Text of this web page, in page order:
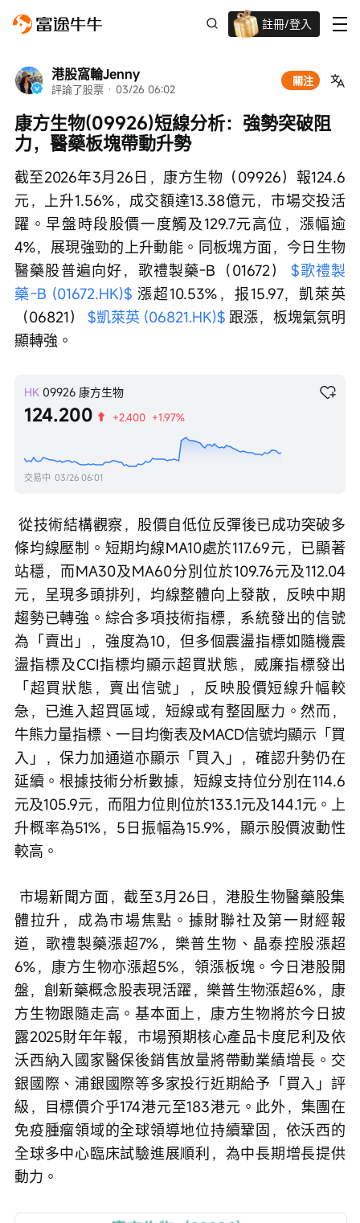
註冊/登入
港股窩輪Jenny
評論了股票 · 03/26 06:02
關注
康方生物(09926)短線分析：強勢突破阻
力，醫藥板塊帶動升勢
截至2026年3月26日，康方生物（09926）報124.6
元，上升1.56%，成交額達13.38億元，市場交投活
躍。早盤時段股價一度觸及129.7元高位，漲幅逾
4%，展現強勁的上升動能。同板塊方面，今日生物
醫藥股普遍向好，歌禮製藥-B（01672） $歌禮製
藥-B (01672.HK)$ 漲超10.53%，报15.97，凱萊英
（06821） $凱萊英 (06821.HK)$ 跟漲，板塊氣氛明
顯轉強。
HK 09926 康方生物
124.200 +2.400 +1.97%
交易中 03/26 06:01
從技術結構觀察，股價自低位反彈後已成功突破多
條均線壓制。短期均線MA10處於117.69元，已顯著
站穩，而MA30及MA60分別位於109.76元及112.04
元，呈現多頭排列，均線整體向上發散，反映中期
趨勢已轉強。綜合多項技術指標，系統發出的信號
為「賣出」，強度為10，但多個震盪指標如隨機震
盪指標及CCI指標均顯示超買狀態，威廉指標發出
「超買狀態，賣出信號」，反映股價短線升幅較
急，已進入超買區域，短線或有整固壓力。然而，
牛熊力量指標、一目均衡表及MACD信號均顯示「買
入」，保力加通道亦顯示「買入」，確認升勢仍在
延續。根據技術分析數據，短線支持位分別在114.6
元及105.9元，而阻力位則位於133.1元及144.1元。上
升概率為51%，5日振幅為15.9%，顯示股價波動性
較高。
體拉升，成為市場焦點。據財聯社及第一財經報
道，歌禮製藥漲超7%，樂普生物、晶泰控股漲超
6%，康方生物亦漲超5%，領漲板塊。今日港股開
盤，創新藥概念股表現活躍，樂普生物漲超6%，康
方生物跟隨走高。基本面上，康方生物將於今日披
露2025財年年報，市場預期核心產品卡度尼利及依
沃西納入國家醫保後銷售放量將帶動業績增長。交
銀國際、浦銀國際等多家投行近期給予「買入」評
級，目標價介乎174港元至183港元。此外，集團在
免疫腫瘤領域的全球領導地位持續鞏固，依沃西的
全球多中心臨床試驗進展順利，為中長期增長提供
動力。